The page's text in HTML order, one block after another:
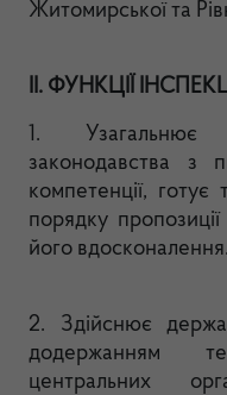
Житомирської та
II. ФУНКЦІЇ
1. Узагальнює
законодавства з
компетенції,
порядку
його вдосконалення.
2. Здійснює
додержанням
центральних